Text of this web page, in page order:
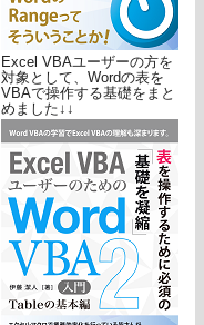
Excel VBAユーザーの方を
対象として、Wordの表を
VBAで操作する基礎をまと
めました↓↓